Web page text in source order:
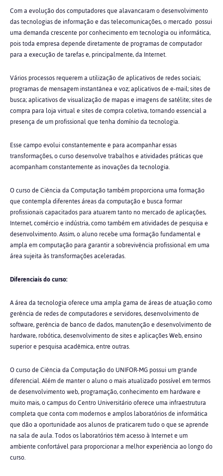
Com a evolução dos computadores que alavancaram o desenvolvimento
das tecnologias de informação e das telecomunicações, o mercado possui
uma demanda crescente por conhecimento em tecnologia ou informática,
pois toda empresa depende diretamente de programas de computador
para a execução de tarefas e, principalmente, da Internet.
Vários processos requerem a utilização de aplicativos de redes sociais;
programas de mensagem instantânea e voz; aplicativos de e-mail; sites de
busca; aplicativos de visualização de mapas e imagens de satélite; sites de
compra para loja virtual e sites de compra coletiva, tornando essencial a
presença de um profissional que tenha domínio da tecnologia.
Esse campo evolui constantemente e para acompanhar essas
transformações, o curso desenvolve trabalhos e atividades práticas que
acompanham constantemente as inovações da tecnologia.
O curso de Ciência da Computação também proporciona uma formação
que contempla diferentes áreas da computação e busca formar
profissionais capacitados para atuarem tanto no mercado de aplicações,
Internet, comércio e indústria, como também em atividades de pesquisa e
desenvolvimento. Assim, o aluno recebe uma formação fundamental e
ampla em computação para garantir a sobrevivência profissional em uma
área sujeita às transformações aceleradas.
Diferenciais do curso:
A área da tecnologia oferece uma ampla gama de áreas de atuação como
gerência de redes de computadores e servidores, desenvolvimento de
software, gerência de banco de dados, manutenção e desenvolvimento de
hardware, robótica, desenvolvimento de sites e aplicações Web, ensino
superior e pesquisa acadêmica, entre outras.
O curso de Ciência da Computação do UNIFOR-MG possui um grande
diferencial. Além de manter o aluno o mais atualizado possível em termos
de desenvolvimento web, programação, conhecimento em hardware e
muito mais, o campus do Centro Universitário oferece uma infraestrutura
completa que conta com modernos e amplos laboratórios de informática
que dão a oportunidade aos alunos de praticarem tudo o que se aprende
na sala de aula. Todos os laboratórios têm acesso à Internet e um
ambiente confortável para proporcionar a melhor experiência ao longo do
curso.